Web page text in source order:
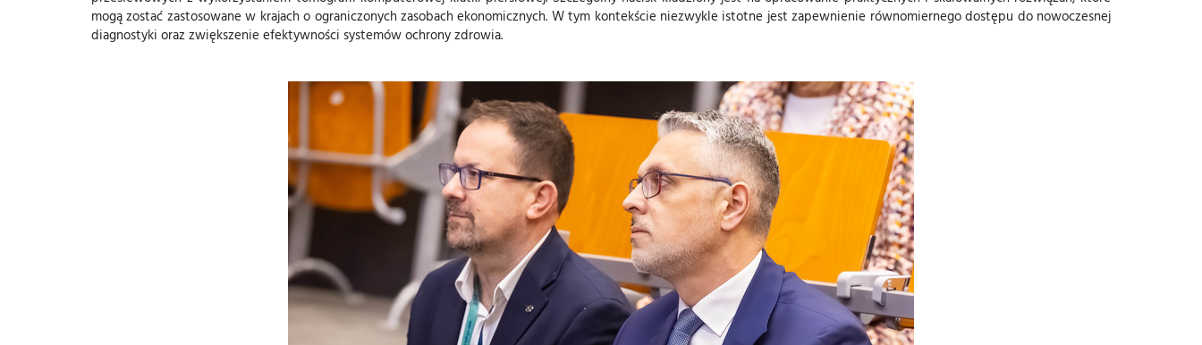
mogą zostać zastosowane w krajach o ograniczonych zasobach ekonomicznych. W tym kontekście niezwykle istotne jest zapewnienie równomiernego dostępu do nowoczesnej
diagnostyki oraz zwiększenie efektywności systemów ochrony zdrowia.